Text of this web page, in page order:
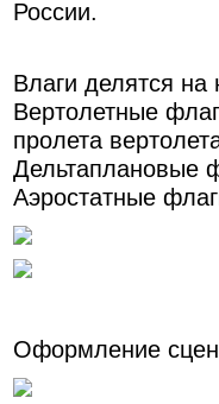
России.
Влаги делятся на
Вертолетные
пролета
Дельтаплановые
Аэростатные
Оформление